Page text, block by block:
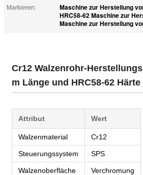
Markieren:
Maschine zur Herstellung
HRC58-62 Maschine zur
Maschine zur Herstellung
Cr12 Walzenrohr-
m Länge und HRC58-62 Härte
Attribut Wert
Walzenmaterial Cr12
Steuerungssystem SPS
Walzenoberfläche Verchromung